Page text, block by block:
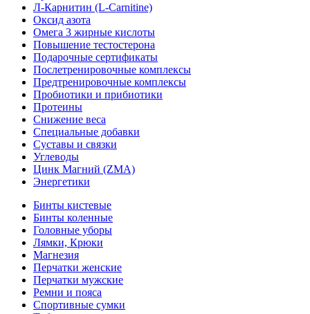
Л-Карнитин (L-Сarnitine)
Оксид азота
Омега 3 жирные кислоты
Повышение тестостерона
Подарочные сертификаты
Послетренировочные комплексы
Предтренировочные комплексы
Пробиотики и прибиотики
Протеины
Снижение веса
Специальные добавки
Суставы и связки
Углеводы
Цинк Магний (ZMA)
Энергетики
Бинты кистевые
Бинты коленные
Головные уборы
Лямки, Крюки
Магнезия
Перчатки женские
Перчатки мужские
Ремни и пояса
Спортивные сумки